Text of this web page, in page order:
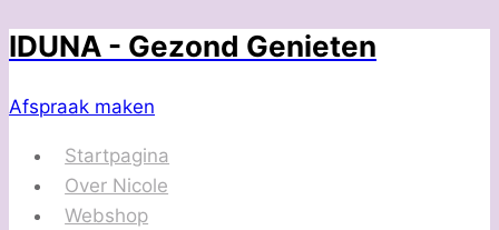
Doorgaan
inhoud
IDUNA - Gezond Genieten
Afspraak maken
Startpagina
Over Nicole
Webshop